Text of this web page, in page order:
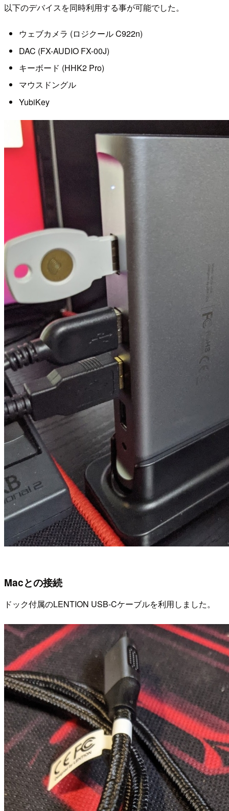
以下のデバイスを同時利用する事が可能でした。
ウェブカメラ (ロジクール C922n)
DAC (FX-AUDIO FX-00J)
キーボード (HHK2 Pro)
マウスドングル
YubiKey
Macとの接続
ドック付属のLENTION USB-Cケーブルを利用しました。